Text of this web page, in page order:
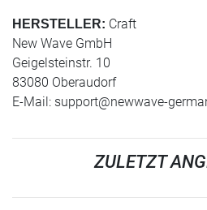
HERSTELLER: Craft
New Wave GmbH
Geigelsteinstr. 10
83080 Oberaudorf
E-Mail: support@newwave-
ZULETZT